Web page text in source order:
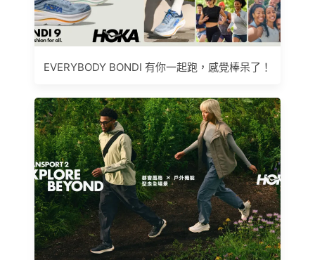
EVERYBODY BONDI 有你一起跑，感覺棒呆了！